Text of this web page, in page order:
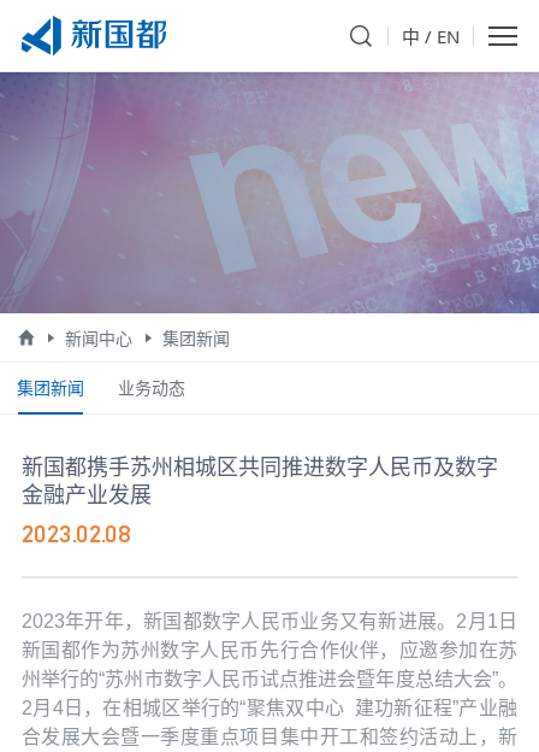
中 / EN
新闻中心 集团新闻
集团新闻 业务动态
新国都携手苏州相城区共同推进数字人民币及数字
金融产业发展
2023.02.08
2023年开年，新国都数字人民币业务又有新进展。2月1日
新国都作为苏州数字人民币先行合作伙伴，应邀参加在苏
州举行的“苏州市数字人民币试点推进会暨年度总结大会”。
2月4日，在相城区举行的“聚焦双中心 建功新征程”产业融
合发展大会暨一季度重点项目集中开工和签约活动上，新